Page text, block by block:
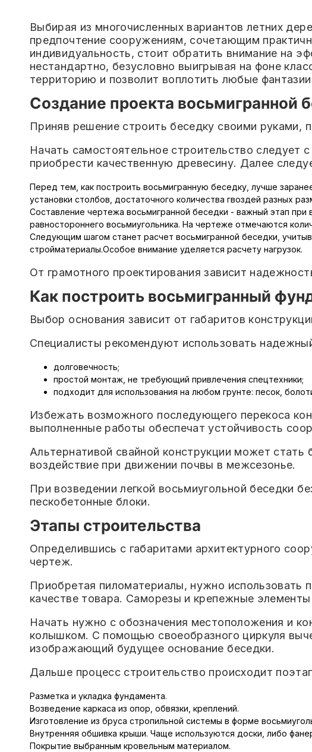
Выбирая из многочисленных вариантов летних
предпочтение сооружениям, сочетающим
индивидуальность, стоит обратить внимание на
нестандартно, безусловно выигрывая на фоне
территорию и позволит воплотить любые
Создание проекта восьмигранной
Приняв решение строить беседку своими руками,
Начать самостоятельное строительство следует
приобрести качественную древесину. Далее
Перед тем, как построить восьмигранную беседку , лучше
установки столбов, достаточного количества гвоздей разных
Составление чертежа восьмигранной беседки - важный этап
равностороннего восьмиугольника. На чертеже отмечаются
Следующим шагом станет расчет восьмигранной беседки,
стройматериалы.Особое внимание уделяется расчету нагрузок.
От грамотного проектирования зависит
Как построить восьмигранный
Выбор основания зависит от габаритов
Специалисты рекомендуют использовать
долговечность;
простой монтаж, не требующий привлечения спецтехники;
подходит для использования на любом грунте: песок,
Избежать возможного последующего перекоса
выполненные работы обеспечат устойчивость
Альтернативой свайной конструкции может
воздействие при движении почвы в межсезонье.
При возведении легкой восьмиугольной беседки
пескобетонные блоки.
Этапы строительства
Определившись с габаритами архитектурного
чертеж.
Приобретая пиломатериалы, нужно использовать
качестве товара. Саморезы и крепежные
Начать нужно с обозначения местоположения и
колышком. С помощью своеобразного циркуля
изображающий будущее основание беседки.
Дальше процесс строительство происходит
Разметка и укладка фундамента.
Возведение каркаса из опор, обвязки, креплений.
Изготовление из бруса стропильной системы в форме
Внутренняя обшивка крыши. Чаще используются доски, либо
Покрытие выбранным кровельным материалом.